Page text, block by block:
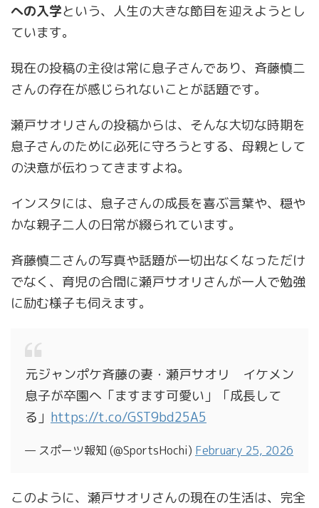
への入学という、人生の大きな節目を迎えようとし
ています。
現在の投稿の主役は常に息子さんであり、斉藤慎二
さんの存在が感じられないことが話題です。
瀬戸サオリさんの投稿からは、そんな大切な時期を
息子さんのために必死に守ろうとする、母親として
の決意が伝わってきますよね。
インスタには、息子さんの成長を喜ぶ言葉や、穏や
かな親子二人の日常が綴られています。
斉藤慎二さんの写真や話題が一切出なくなっただけ
でなく、育児の合間に瀬戸サオリさんが一人で勉強
に励む様子も伺えます。
元ジャンポケ斉藤の妻・瀬戸サオリ イケメン
息子が卒園へ「ますます可愛い」「成長して
る」 https://t.co/GST9bd25A5
— スポーツ報知 (@SportsHochi) February 25, 2026
このように、瀬戸サオリさんの現在の生活は、完全